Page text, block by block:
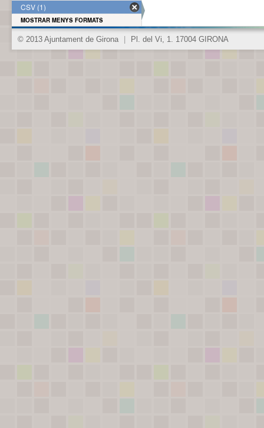
CSV (1)
MOSTRAR MENYS FORMATS
© 2013 Ajuntament de Girona Pl. del Vi, 1. 17004 GIRONA